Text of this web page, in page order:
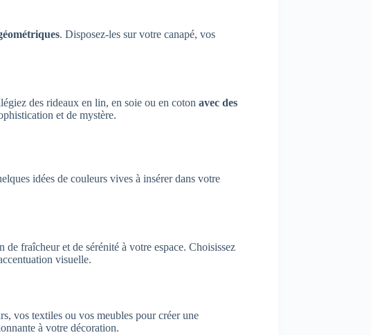
. Disposez-les sur votre canapé, vos
des rideaux en lin, en soie ou en coton avec des
et de mystère.
idées de couleurs vives à insérer dans votre
fraîcheur et de sérénité à votre espace. Choisissez
visuelle.
vos textiles ou vos meubles pour créer une
à votre décoration.